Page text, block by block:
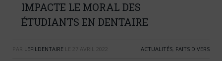
IMPACTE LE MORAL DES
ÉTUDIANTS EN DENTAIRE
PAR LEFILDENTAIRE LE 27 AVRIL 2022 ACTUALITÉS FAITS DIVERS